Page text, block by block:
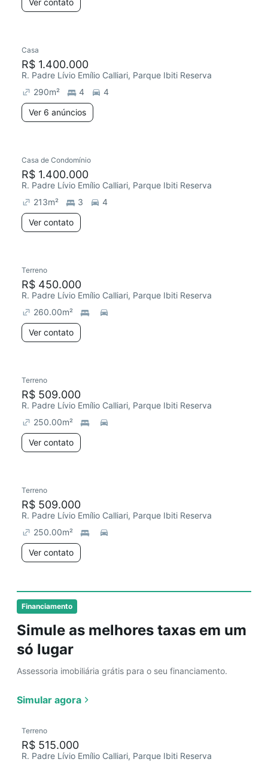
Financiamento
Simule as melhores taxas em um
só lugar
Assessoria imobiliária grátis para o seu financiamento.
Simular agora
Ver contato
Casa
R$ 1.400.000
R. Padre Lívio Emílio Calliari, Parque Ibiti Reserva
290m² 4
4
Ver 6 anúncios
Casa de Condomínio
R$ 1.400.000
R. Padre Lívio Emílio Calliari, Parque Ibiti Reserva
213m² 3
4
Ver contato
Terreno
R$ 450.000
R. Padre Lívio Emílio Calliari, Parque Ibiti Reserva
260.00m²
Ver contato
Terreno
R$ 509.000
R. Padre Lívio Emílio Calliari, Parque Ibiti Reserva
250.00m²
Ver contato
Terreno
R$ 509.000
R. Padre Lívio Emílio Calliari, Parque Ibiti Reserva
250.00m²
Ver contato
Terreno
R$ 515.000
R. Padre Lívio Emílio Calliari, Parque Ibiti Reserva